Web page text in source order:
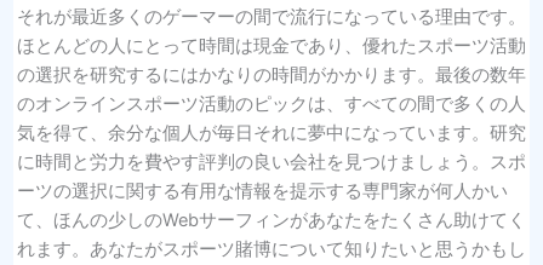
それが最近多くのゲーマーの間で流行になっている理由です。
ほとんどの人にとって時間は現金であり、優れたスポーツ活動
の選択を研究するにはかなりの時間がかかります。最後の数年
のオンラインスポーツ活動のピックは、すべての間で多くの人
気を得て、余分な個人が毎日それに夢中になっています。研究
に時間と労力を費やす評判の良い会社を見つけましょう。スポ
ーツの選択に関する有用な情報を提示する専門家が何人かい
て、ほんの少しのWebサーフィンがあなたをたくさん助けてく
れます。あなたがスポーツ賭博について知りたいと思うかもし